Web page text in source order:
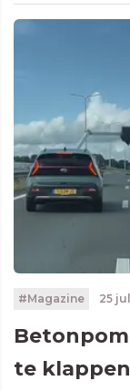
#Magazine 25
te